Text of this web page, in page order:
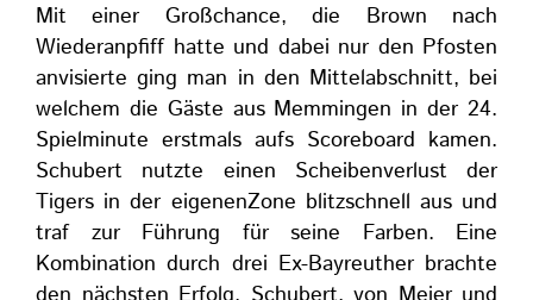
Mit einer Großchance, die Brown nach
Wiederanpfiff hatte und dabei nur den Pfosten
anvisierte ging man in den Mittelabschnitt, bei
welchem die Gäste aus Memmingen in der 24.
Spielminute erstmals aufs Scoreboard kamen.
Schubert nutzte einen Scheibenverlust der
Tigers in der eigenenZone blitzschnell aus und
traf zur Führung für seine Farben. Eine
Kombination durch drei Ex-Bayreuther brachte